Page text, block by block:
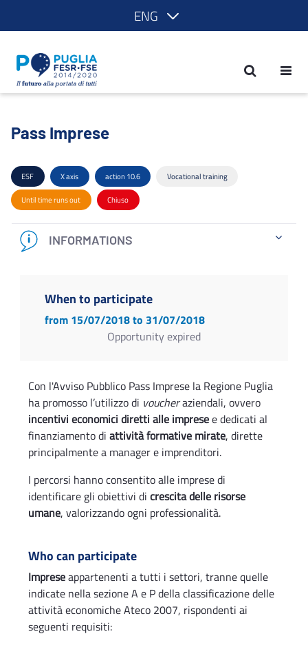
ENG
Pass Imprese - POR Puglia 2014-2020
Pass Imprese
ESF X axis action 10.6 Vocational training
Until time runs out Chiuso
INFORMATIONS
When to participate
from 15/07/2018to 31/07/2018
Opportunity expired
Con l'Avviso Pubblico Pass Imprese la Regione Puglia
ha promosso l’utilizzo di voucheraziendali, ovvero
incentivi economici diretti alle impresee dedicati al
finanziamento di attività formative mirate, dirette
principalmente a manager e imprenditori.
I percorsi hanno consentito alle imprese di
identificare gli obiettivi di crescita delle risorse
umane, valorizzando ogni professionalità.
Who can participate
Impreseappartenenti a tutti i settori, tranne quelle
indicate nella sezione A e P della classificazione delle
attività economiche Ateco 2007, rispondenti ai
seguenti requisiti: